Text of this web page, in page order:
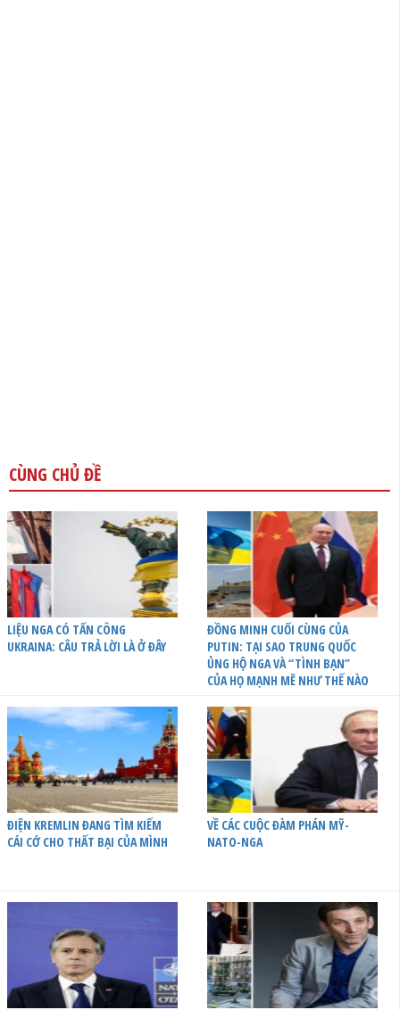
CÙNG CHỦ ĐỀ
LIỆU NGA CÓ TẤN CÔNG
UKRAINA: CÂU TRẢ LỜI LÀ Ở ĐÂY
ĐỒNG MINH CUỐI CÙNG CỦA
PUTIN: TẠI SAO TRUNG QUỐC
ỦNG HỘ NGA VÀ “TÌNH BẠN”
CỦA HỌ MẠNH MẼ NHƯ THẾ NÀO
ĐIỆN KREMLIN ĐANG TÌM KIẾM
CÁI CỚ CHO THẤT BẠI CỦA MÌNH
VỀ CÁC CUỘC ĐÀM PHÁN MỸ-
NATO-NGA